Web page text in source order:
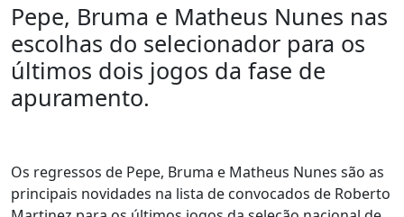
Pepe, Bruma e Matheus Nunes nas
escolhas do selecionador para os
últimos dois jogos da fase de
apuramento.
Os regressos de Pepe, Bruma e Matheus Nunes são as
principais novidades na lista de convocados de Roberto